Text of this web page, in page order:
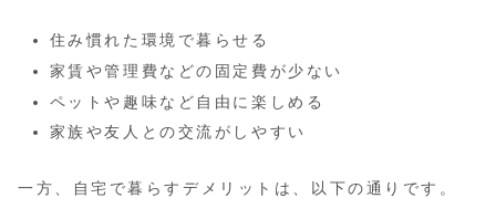
住み慣れた環境で暮らせる
家賃や管理費などの固定費が少ない
ペットや趣味など自由に楽しめる
家族や友人との交流がしやすい
一方、自宅で暮らすデメリットは、以下の通りです。